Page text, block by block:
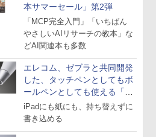
本サマーセール」第2弾
「MCP完全入門」「いちばん
やさしいAIリサーチの教本」な
どAI関連本も多数
エレコム、ゼブラと共同開発
した、タッチペンとしてもボ
ールペンとしても使える「ス
タイラスツーウェイ」発売
iPadにも紙にも、持ち替えずに
書き込める